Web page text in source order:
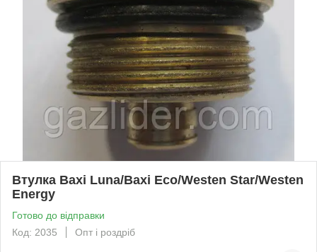
Втулка Baxi Luna/Baxi Eco/Westen Star/Westen
Energy
Готово до відправки
Код: 2035
Опт і роздріб